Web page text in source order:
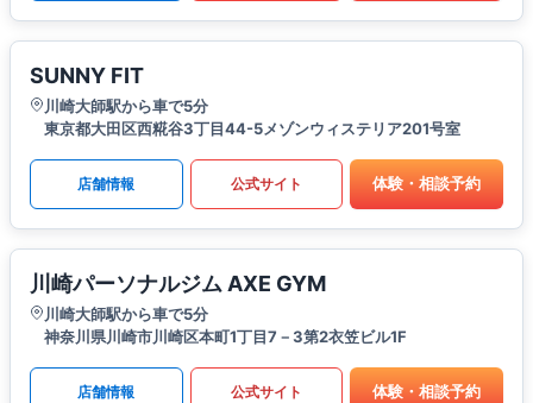
SUNNY FIT
川崎大師駅から車で5分
東京都大田区西糀谷3丁目44-5メゾンウィステリア201号室
店舗情報 公式サイト 体験・相談予約
川崎パーソナルジム AXE GYM
川崎大師駅から車で5分
神奈川県川崎市川崎区本町1丁目7－3第2衣笠ビル1F
店舗情報 公式サイト 体験・相談予約